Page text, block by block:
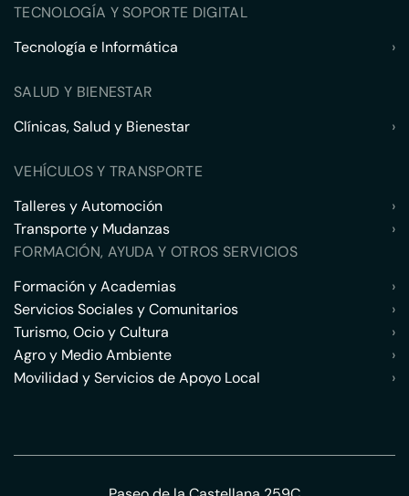
TECNOLOGÍA Y SOPORTE DIGITAL
Tecnología e Informática
›
SALUD Y BIENESTAR
Clínicas, Salud y Bienestar
›
VEHÍCULOS Y TRANSPORTE
Talleres y Automoción
›
Transporte y Mudanzas
›
FORMACIÓN, AYUDA Y OTROS SERVICIOS
Formación y Academias
›
Servicios Sociales y Comunitarios
›
Turismo, Ocio y Cultura
›
Agro y Medio Ambiente
›
Movilidad y Servicios de Apoyo Local
›